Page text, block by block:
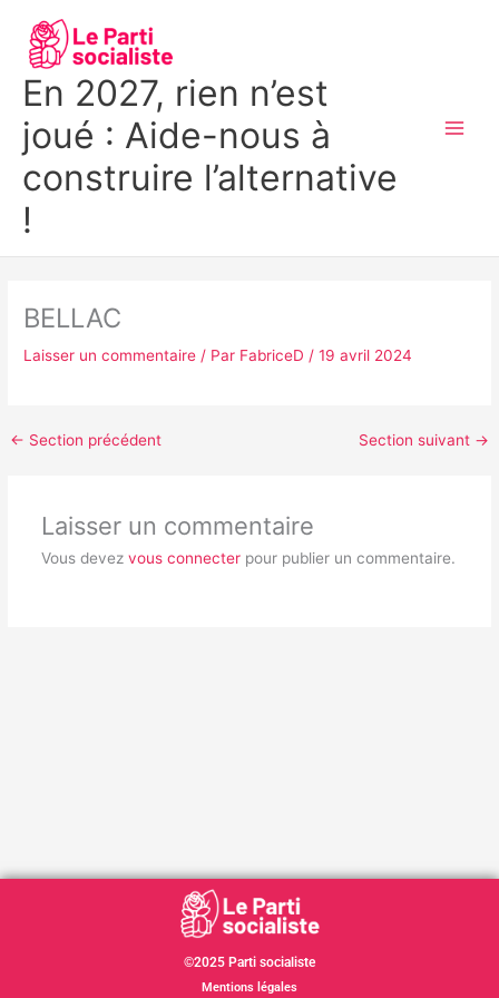
contenu
En 2027, rien n’est
joué : Aide-nous à
construire l’alternative
!
BELLAC
Laisser un commentaire / Par FabriceD/19 avril 2024
← Section précédent Section suivant →
Laisser un commentaire
Vous devez vous connecterpour publier un commentaire.
©2025 Parti socialiste
Mentions légales